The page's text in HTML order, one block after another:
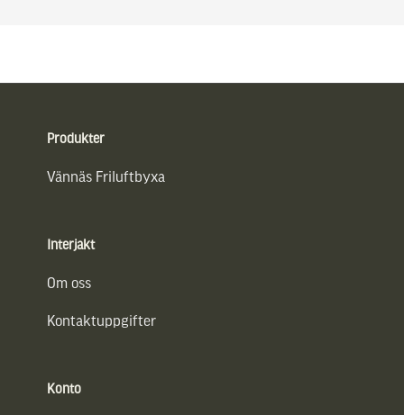
Produkter
Vännäs Friluftbyxa
Interjakt
Om oss
Kontaktuppgifter
Konto